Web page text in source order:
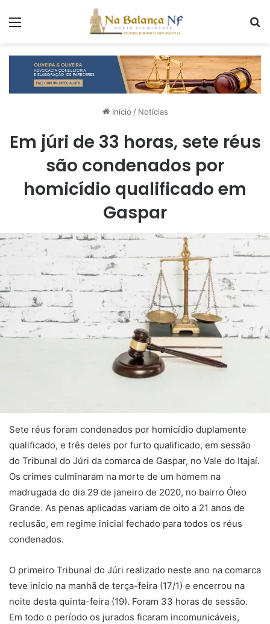
Início / Notícias
Em júri de 33 horas, sete réus
são condenados por
homicídio qualificado em
Gaspar
Sete réus foram condenados por homicídio duplamente
qualificado, e três deles por furto qualificado, em sessão
do Tribunal do Júri da comarca de Gaspar, no Vale do Itajaí.
Os crimes culminaram na morte de um homem na
madrugada do dia 29 de janeiro de 2020, no bairro Óleo
Grande. As penas aplicadas variam de oito a 21 anos de
reclusão, em regime inicial fechado para todos os réus
condenados.
O primeiro Tribunal do Júri realizado neste ano na comarca
teve início na manhã de terça-feira (17/1) e encerrou na
noite desta quinta-feira (19). Foram 33 horas de sessão.
Em todo o período os jurados ficaram incomunicáveis,